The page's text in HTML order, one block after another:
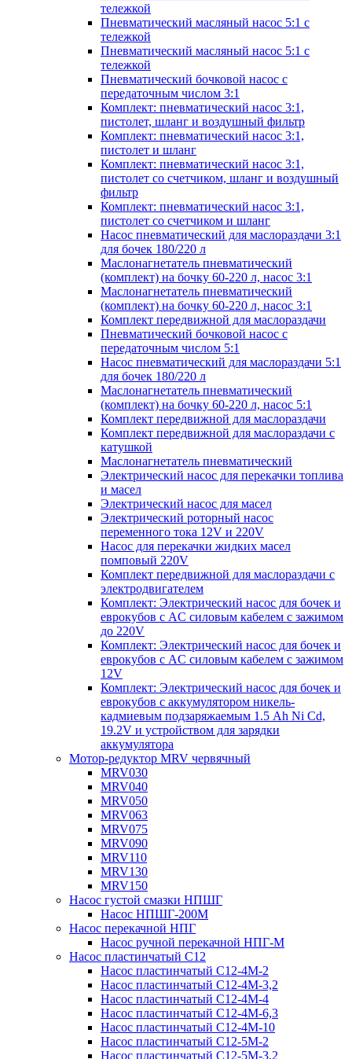
тележкой
Пневматический масляный насос 5:1 с
тележкой
Пневматический масляный насос 5:1 с
тележкой
Пневматический бочковой насос с
передаточным числом 3:1
Комплект: пневматический насос 3:1,
пистолет, шланг и воздушный фильтр
Комплект: пневматический насос 3:1,
пистолет и шланг
Комплект: пневматический насос 3:1,
пистолет со счетчиком, шланг и воздушный
фильтр
Комплект: пневматический насос 3:1,
пистолет со счетчиком и шланг
Насос пневматический для маслораздачи 3:1
для бочек 180/220 л
Маслонагнетатель пневматический
(комплект) на бочку 60-220 л, насос 3:1
Маслонагнетатель пневматический
(комплект) на бочку 60-220 л, насос 3:1
Комплект передвижной для маслораздачи
Пневматический бочковой насос с
передаточным числом 5:1
Насос пневматический для маслораздачи 5:1
для бочек 180/220 л
Маслонагнетатель пневматический
(комплект) на бочку 60-220 л, насос 5:1
Комплект передвижной для маслораздачи
Комплект передвижной для маслораздачи с
катушкой
Маслонагнетатель пневматический
Электрический насос для перекачки топлива
и масел
Электрический насос для масел
Электрический роторный насос
переменного тока 12V и 220V
Насос для перекачки жидких масел
помповый 220V
Комплект передвижной для маслораздачи с
электродвигателем
Комплект: Электрический насос для бочек и
еврокубов с AC силовым кабелем с зажимом
до 220V
Комплект: Электрический насос для бочек и
еврокубов с AC силовым кабелем с зажимом
12V
Комплект: Электрический насос для бочек и
еврокубов с аккумулятором никель-
кадмиевым подзаряжаемым 1.5 Ah Ni Cd,
19.2V и устройством для зарядки
аккумулятора
Мотор-редуктор MRV червячный
MRV030
MRV040
MRV050
MRV063
MRV075
MRV090
MRV110
MRV130
MRV150
Насос густой смазки НПШГ
Насос НПШГ-200М
Насос перекачной НПГ
Насос ручной перекачной НПГ-М
Насос пластинчатый С12
Насос пластинчатый С12-4М-2
Насос пластинчатый С12-4М-3,2
Насос пластинчатый С12-4М-4
Насос пластинчатый С12-4М-6,3
Насос пластинчатый С12-4М-10
Насос пластинчатый С12-5М-2
Насос пластинчатый С12-5М-3,2